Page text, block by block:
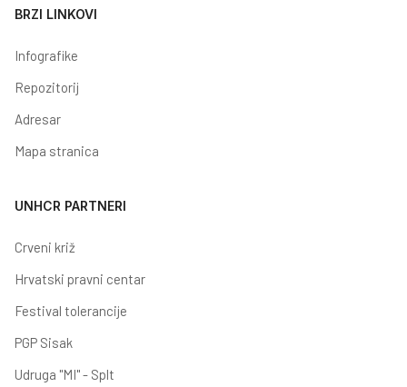
BRZI LINKOVI
Infografike
Repozitorij
Adresar
Mapa stranica
UNHCR PARTNERI
Crveni križ
Hrvatski pravni centar
Festival tolerancije
PGP Sisak
Udruga "MI" - Splt